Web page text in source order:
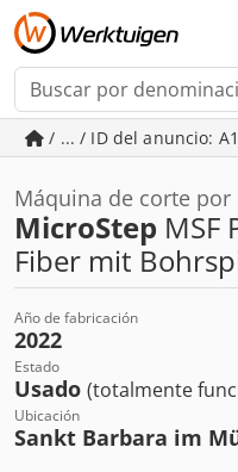
/ ... / ID del anuncio:
Máquina de corte
MicroStep MSF
Fiber mit
Año de fabricación
2022
Estado
Usado (totalmente
Ubicación
Sankt Barbara im